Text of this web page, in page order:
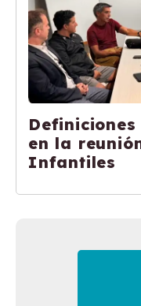
en la
Infantiles